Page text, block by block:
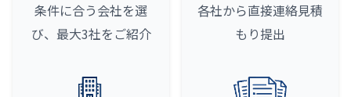
条件に合う会社を選
び、最大3社をご紹介
各社から直接連絡見積
もり提出